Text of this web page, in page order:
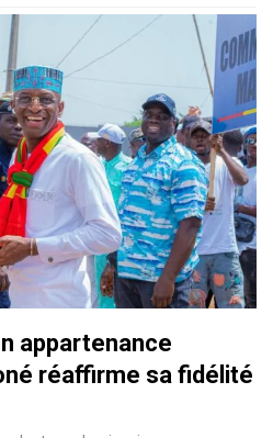
appartenance
réaffirme sa fidélité